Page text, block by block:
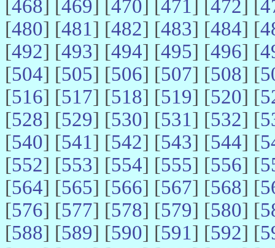
[468] [469] [470] [471] [472] [
[480] [481] [482] [483] [484] [
[492] [493] [494] [495] [496] [
[504] [505] [506] [507] [508] [
[516] [517] [518] [519] [520] [
[528] [529] [530] [531] [532] [
[540] [541] [542] [543] [544] [
[552] [553] [554] [555] [556] [
[564] [565] [566] [567] [568] [
[576] [577] [578] [579] [580] [
[588] [589] [590] [591] [592] [